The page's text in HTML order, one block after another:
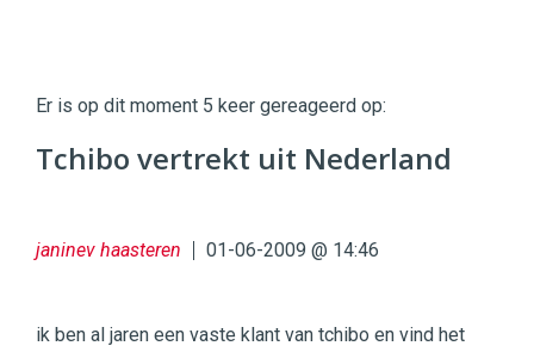
|
Digital
Commerce https://twinklemagazine.nl
Er is op dit moment 5 keer gereageerd op:
Tchibo vertrekt uit Nederland
janinev haasteren 01-06-2009 @ 14:46
ik ben al jaren een vaste klant van tchibo en vind het